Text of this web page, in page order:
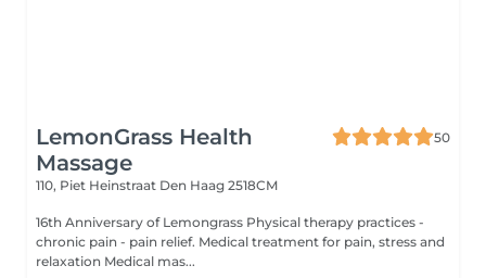
LemonGrass Health
Massage
50
110, Piet Heinstraat Den Haag 2518CM
16th Anniversary of Lemongrass Physical therapy practices -
chronic pain - pain relief. Medical treatment for pain, stress and
relaxation Medical mas...